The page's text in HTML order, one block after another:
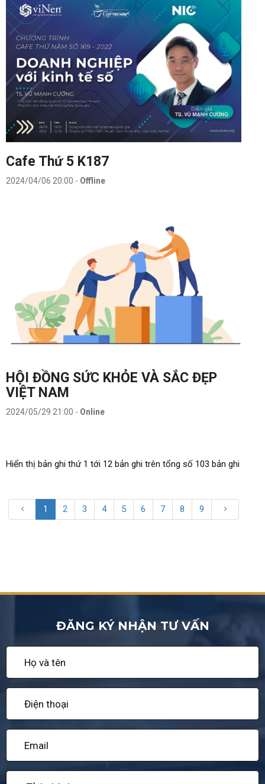
Cafe Thứ 5 K187
2024/04/06 20:00 - Offline
HỘI ĐỒNG SỨC KHỎE VÀ SẮC ĐẸP
VIỆT NAM
2024/05/29 21:00 - Online
Hiển thị bản ghi thứ 1 tới 12 bản ghi trên tổng số 103 bản ghi
1 2 3 4 5 6 7 8 9
ĐĂNG KÝ NHẬN TƯ VẤN